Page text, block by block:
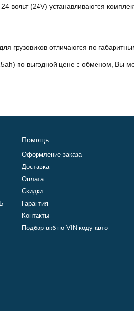
(24V) устанавливаются
грузовиков отличаются по
по выгодной цене с обменом, Вы
Помощь
Оформление заказа
Доставка
Оплата
Скидки
Гарантия
Контакты
Подбор акб по VIN коду авто